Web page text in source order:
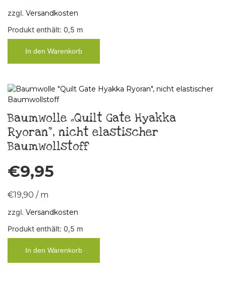
zzgl. Versandkosten
Produkt enthält: 0,5 m
In den Warenkorb
Baumwolle „Quilt Gate Hyakka
Ryoran“, nicht elastischer
Baumwollstoff
€9,95
€19,90 / m
zzgl. Versandkosten
Produkt enthält: 0,5 m
In den Warenkorb